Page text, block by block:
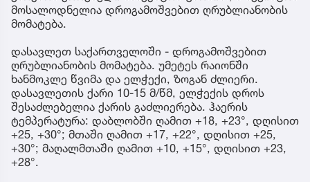
მოსალოდნელია დროგამოშვებით ღრუბლიანობის
მომატება.
დასავლეთ საქართველოში - დროგამოშვებით
ღრუბლიანობის მომატება. უმეტეს რაიონში
ხანმოკლე წვიმა და ელჭექი, ზოგან ძლიერი.
დასავლეთის ქარი 10-15 მ/წმ, ელჭექის დროს
შესაძლებელია ქარის გაძლიერება. ჰაერის
ტემპერატურა: დაბლობში ღამით +18, +23°, დღისით
+25, +30°; მთაში ღამით +17, +22°, დღისით +25,
+30°; მაღალმთაში ღამით +10, +15°, დღისით +23,
+28°.